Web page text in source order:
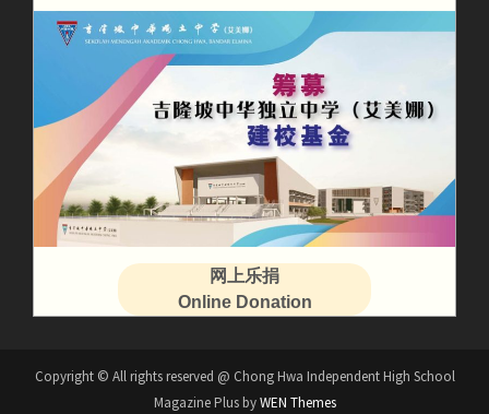
网上乐捐
Online Donation
Copyright © All rights reserved @ Chong Hwa Independent High School
Magazine Plus byWEN Themes